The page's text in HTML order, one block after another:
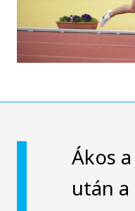
Ákos
után